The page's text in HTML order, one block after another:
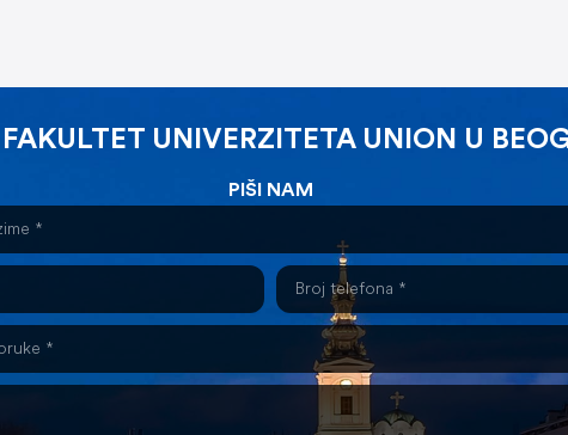
UNIVERZITETA UNION U
PIŠI NAM